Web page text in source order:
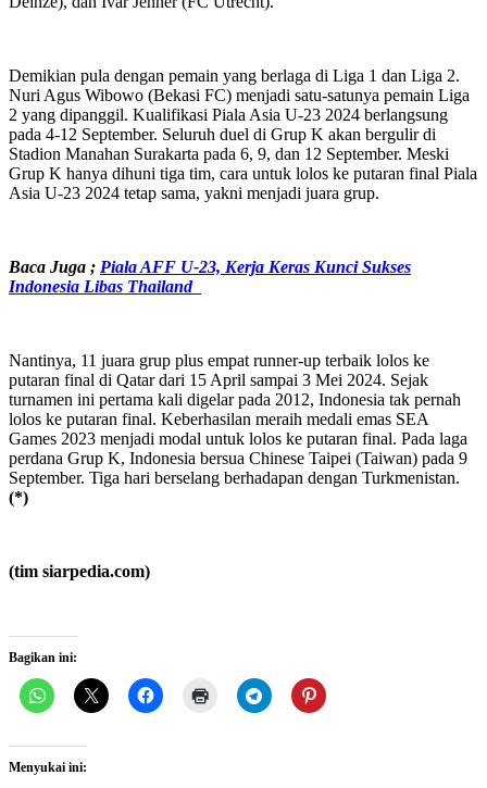
Demikian pula dengan pemain yang berlaga di Liga 1 dan Liga 2.
Nuri Agus Wibowo (Bekasi FC) menjadi satu-satunya pemain Liga
2 yang dipanggil. Kualifikasi Piala Asia U-23 2024 berlangsung
pada 4-12 September. Seluruh duel di Grup K akan bergulir di
Stadion Manahan Surakarta pada 6, 9, dan 12 September. Meski
Grup K hanya dihuni tiga tim, cara untuk lolos ke putaran final Piala
Asia U-23 2024 tetap sama, yakni menjadi juara grup.
Baca Juga ; Piala AFF U-23, Kerja Keras Kunci Sukses
Indonesia Libas Thailand
Nantinya, 11 juara grup plus empat runner-up terbaik lolos ke
putaran final di Qatar dari 15 April sampai 3 Mei 2024. Sejak
turnamen ini pertama kali digelar pada 2012, Indonesia tak pernah
lolos ke putaran final. Keberhasilan meraih medali emas SEA
Games 2023 menjadi modal untuk lolos ke putaran final. Pada laga
perdana Grup K, Indonesia bersua Chinese Taipei (Taiwan) pada 9
September. Tiga hari berselang berhadapan dengan Turkmenistan.
(*)
(tim siarpedia.com)
Bagikan ini:
Menyukai ini: